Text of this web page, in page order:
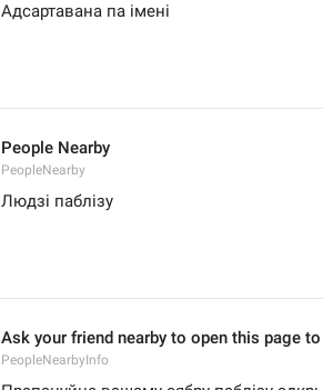
Адсартавана па імені
People Nearby
PeopleNearby
Людзі паблізу
Ask your friend nearby to open this page
PeopleNearbyInfo